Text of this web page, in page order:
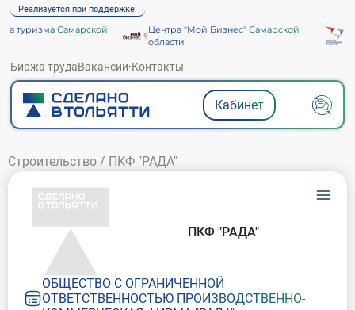
Реализуется при поддержке:
туризма Самарской
Центра "Мой Бизнес" Самарской
области
Биржа трудаВакансии·Контакты
Кабинет
Строительство / ПКФ "РАДА"
ОБЩЕСТВО С ОГРАНИЧЕННОЙ
ОТВЕТСТВЕННОСТЬЮ ПРОИЗВОДСТВЕННО-
ПКФ "РАДА"